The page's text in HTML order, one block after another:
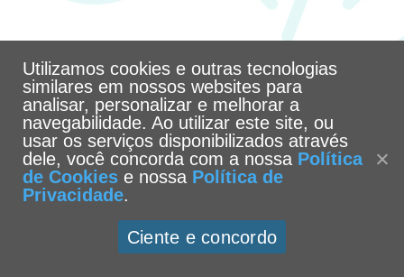
Utilizamos cookies e outras tecnologias
similares em nossos websites para
analisar, personalizar e melhorar a
navegabilidade. Ao utilizar este site, ou
usar os serviços disponibilizados através
dele, você concorda com a nossa Política
de Cookies e nossa Política de
Privacidade.
Ciente e concordo